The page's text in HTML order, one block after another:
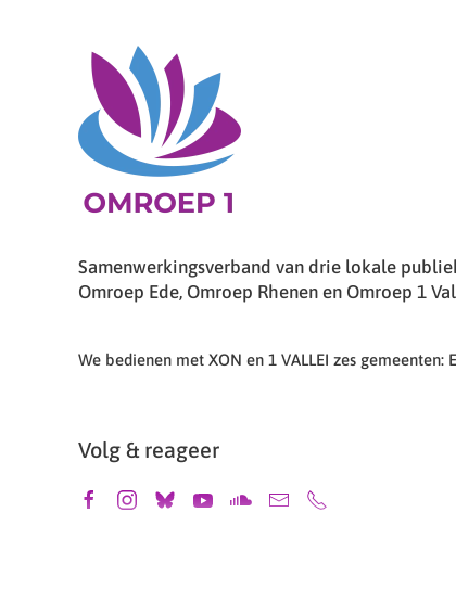
Samenwerkingsverband van drie lokale
Omroep Ede, Omroep Rhenen en Omroep 1
We bedienen met XON en 1 VALLEI zes gemeenten:
Volg & reageer